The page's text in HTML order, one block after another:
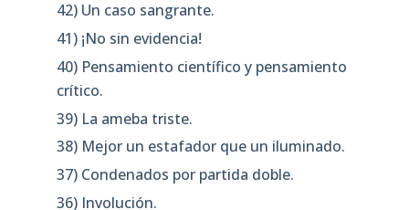
42) Un caso sangrante.
41) ¡No sin evidencia!
40) Pensamiento científico y pensamiento
crítico.
39) La ameba triste.
38) Mejor un estafador que un iluminado.
37) Condenados por partida doble.
36) Involución.